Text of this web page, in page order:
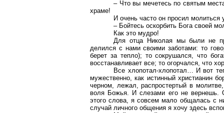
– Что вы мечетесь по святым
храме!
И очень часто он просил молиться
– Бойтесь оскорбить Бога своей
Как это мудро!
Для отца Николая мы были не
делился с нами своими заботами: то
берет за тепло); то сокрушался, что
восстанавливает все; то огорчался, что
Все хлопотал-хлопотал… И вот
мужественно, как истинный христианин
черном, лежал, распростертый в
воля Божья. И слезами его не
этого слова, я совсем мало общалась с
случай личного общения я хочу здесь